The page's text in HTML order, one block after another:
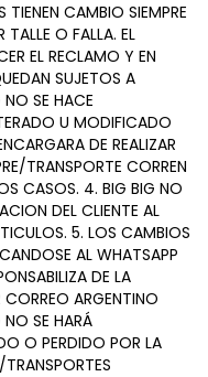
TIENEN CAMBIO SIEMPRE
O FALLA. EL
EL RECLAMO Y EN
SUJETOS A
SE HACE
U MODIFICADO
DE REALIZAR
TRANSPORTE CORREN
CASOS. 4. BIG BIG NO
DEL CLIENTE AL
5. LOS CAMBIOS
AL WHATSAPP
DE LA
CORREO ARGENTINO
SE HARÁ
O PERDIDO POR LA